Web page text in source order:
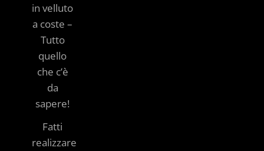
in velluto
a coste –
Tutto
quello
che c’è
da
sapere!
Fatti
realizzare